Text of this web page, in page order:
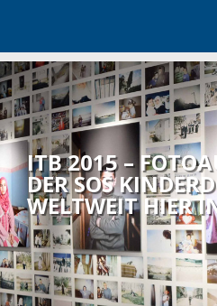
ITB 2015 –
DER SOS
WELTWEIT HIER